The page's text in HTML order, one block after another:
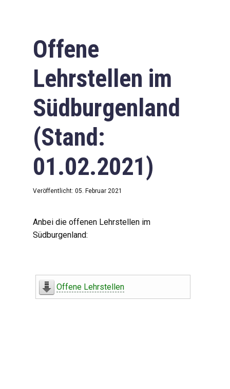
Offene
Lehrstellen im
Südburgenland
(Stand:
01.02.2021)
Veröffentlicht: 05. Februar 2021
Anbei die offenen Lehrstellen im
Südburgenland:
Offene Lehrstellen